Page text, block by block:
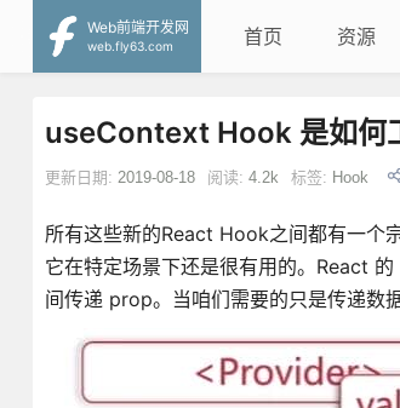
Web前端开发网
web.fly63.com
首页 资源
useContext Hook 是如何
更新日期: 2019-08-18 阅读: 4.2k 标签: Hook
所有这些新的React Hook之间都有一个
它在特定场景下还是很有用的。React
间传递 prop。当咱们需要的只是传递数